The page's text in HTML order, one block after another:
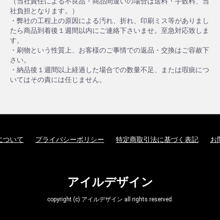
社負担となります。）
・弊社の工程上の原因による汚れ、折れ、印刷ミス等がありまし
たら商品到着後１週間以内にご連絡下さいませ。至急対応致しま
す。
・刷物という性質上、お客様のご事情での返品・交換はご容赦下
さい。
・納品後１週間以上経過した場合での数量不足、または瑕疵につ
いてはその責には任じません。
ついて プライバシーポリシー 特定商取引法に基づく表記 お
アイルデザイン
copyright (c) アイルデザイン all rights reserved.